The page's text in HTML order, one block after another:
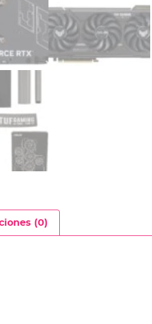
(0)